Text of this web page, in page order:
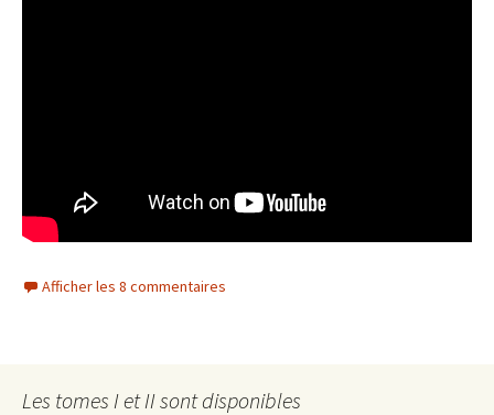
Afficher les 8 commentaires
Les tomes I et II sont disponibles